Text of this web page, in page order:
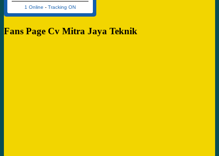
1 Online - Tracking ON
Fans Page Cv Mitra Jaya Teknik